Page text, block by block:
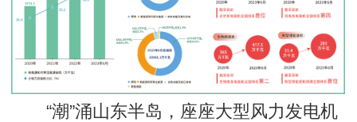
“潮”涌山东半岛，座座大型风力发电机